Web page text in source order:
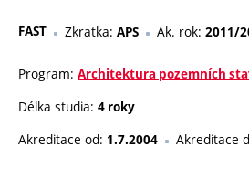
FAST Zkratka: APS Ak. rok: 2011/
Program: Architektura pozemních
Délka studia: 4 roky
Akreditace od: 1.7.2004 Akreditace